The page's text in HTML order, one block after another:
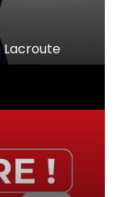
Lacroute